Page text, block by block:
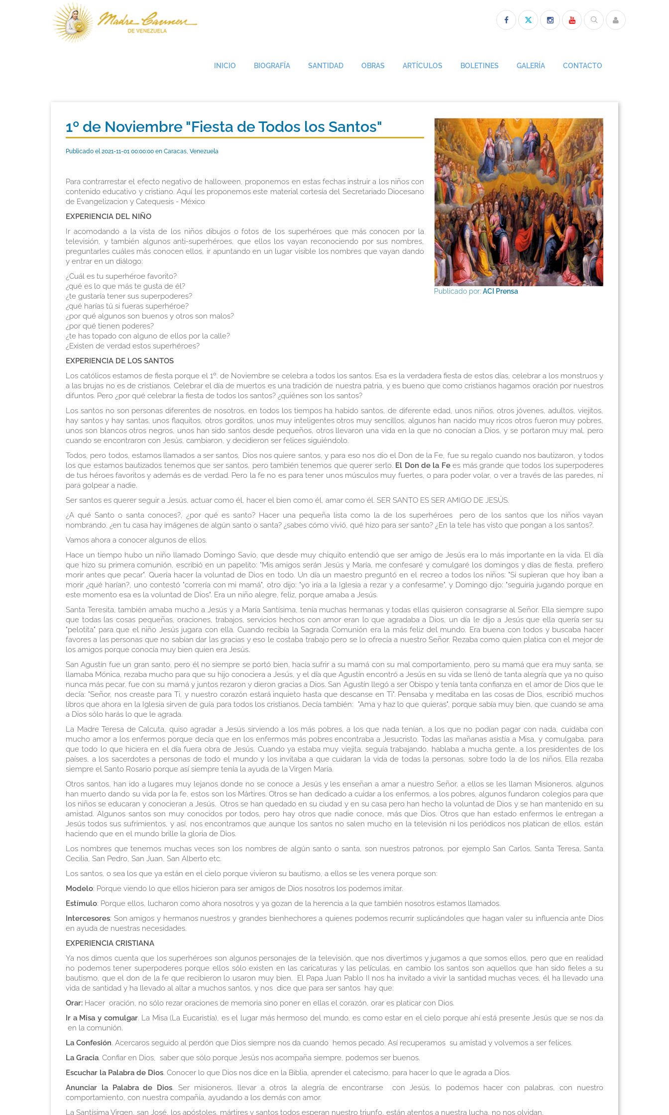
INICIO BIOGRAFÍA SANTIDAD OBRAS ARTÍCULOS BOLETINES GALERÍA CONTACTO
Publicado por: ACI Prensa
1º de Noviembre "Fiesta de Todos los Santos"
Publicado el 2021-11-01 00:00:00 en Caracas, Venezuela
Para contrarrestar el efecto negativo de halloween, proponemos en estas fechas instruir a los niños con
contenido educativo y cristiano. Aquí les proponemos este material cortesía del Secretariado Diocesano
de Evangelizacion y Catequesis - México
EXPERIENCIA DEL NIÑO
Ir acomodando a la vista de los niños dibujos o fotos de los superhéroes que más conocen por la
televisión, y también algunos anti-superhéroes, que ellos los vayan reconociendo por sus nombres,
preguntarles cuáles más conocen ellos, ir apuntando en un lugar visible los nombres que vayan dando
y entrar en un diálogo:
¿Cuál es tu superhéroe favorito?
¿qué es lo que más te gusta de él?
¿te gustaría tener sus superpoderes?
¿qué harías tú si fueras superhéroe?
¿por qué algunos son buenos y otros son malos?
¿por qué tienen poderes?
¿te has topado con alguno de ellos por la calle?
¿Existen de verdad estos superhéroes?
EXPERIENCIA DE LOS SANTOS
Los católicos estamos de fiesta porque el 1º. de Noviembre se celebra a todos los santos. Esa es la verdadera fiesta de estos días, celebrar a los monstruos y
a las brujas no es de cristianos. Celebrar el día de muertos es una tradición de nuestra patria, y es bueno que como cristianos hagamos oración por nuestros
difuntos. Pero ¿por qué celebrar la fiesta de todos los santos? ¿quiénes son los santos?
Los santos no son personas diferentes de nosotros, en todos los tiempos ha habido santos, de diferente edad, unos niños, otros jóvenes, adultos, viejitos,
hay santos y hay santas, unos flaquitos, otros gorditos, unos muy inteligentes otros muy sencillos, algunos han nacido muy ricos otros fueron muy pobres,
unos son blancos otros negros, unos han sido santos desde pequeños, otros llevaron una vida en la que no conocían a Dios, y se portaron muy mal, pero
cuando se encontraron con Jesús, cambiaron, y decidieron ser felices siguiéndolo.
Todos, pero todos, estamos llamados a ser santos, Dios nos quiere santos, y para eso nos dio el Don de la Fe, fue su regalo cuando nos bautizaron, y todos
los que estamos bautizados tenemos que ser santos, pero también tenemos que querer serlo. El Don de la Fees más grande que todos los superpoderes
de tus héroes favoritos y además es de verdad. Pero la fe no es para tener unos músculos muy fuertes, o para poder volar, o ver a través de las paredes, ni
para golpear a nadie.
Ser santos es querer seguir a Jesús, actuar como él, hacer el bien como él, amar como él. SER SANTO ES SER AMIGO DE JESÚS.
¿A qué Santo o santa conoces?, ¿por qué es santo? Hacer una pequeña lista como la de los superhéroes pero de los santos que los niños vayan
nombrando. ¿en tu casa hay imágenes de algún santo o santa? ¿sabes cómo vivió, qué hizo para ser santo? ¿En la tele has visto que pongan a los santos?.
Vamos ahora a conocer algunos de ellos.
Hace un tiempo hubo un niño llamado Domingo Savio, que desde muy chiquito entendió que ser amigo de Jesús era lo más importante en la vida. El día
que hizo su primera comunión, escribió en un papelito: "Mis amigos serán Jesús y María, me confesaré y comulgaré los domingos y días de fiesta, prefiero
morir antes que pecar". Quería hacer la voluntad de Dios en todo. Un día un maestro preguntó en el recreo a todos los niños: "Si supieran que hoy iban a
morir ¿qué harían?, uno contestó "correría con mi mamá", otro dijo: "yo iría a la Iglesia a rezar y a confesarme", y Domingo dijo: "seguiría jugando porque en
este momento esa es la voluntad de Dios". Era un niño alegre, feliz, porque amaba a Jesús.
Santa Teresita, también amaba mucho a Jesús y a María Santísima, tenía muchas hermanas y todas ellas quisieron consagrarse al Señor. Ella siempre supo
que todas las cosas pequeñas, oraciones, trabajos, servicios hechos con amor eran lo que agradaba a Dios, un día le dijo a Jesús que ella quería ser su
"pelotita" para que el niño Jesús jugara con ella. Cuando recibía la Sagrada Comunión era la más feliz del mundo. Era buena con todos y buscaba hacer
favores a las personas que no sabían dar las gracias y eso le costaba trabajo pero se lo ofrecía a nuestro Señor. Rezaba como quien platica con el mejor de
los amigos porque conocía muy bien quien era Jesús.
San Agustín fue un gran santo, pero él no siempre se portó bien, hacía sufrir a su mamá con su mal comportamiento, pero su mamá que era muy santa, se
llamaba Mónica, rezaba mucho para que su hijo conociera a Jesús, y el día que Agustín encontró a Jesús en su vida se llenó de tanta alegría que ya no quiso
nunca más pecar, fue con su mamá y juntos rezaron y dieron gracias a Dios. San Agustín llegó a ser Obispo y tenía tanta confianza en el amor de Dios que le
decía: "Señor, nos creaste para Ti, y nuestro corazón estará inquieto hasta que descanse en Ti". Pensaba y meditaba en las cosas de Dios, escribió muchos
libros que ahora en la Iglesia sirven de guía para todos los cristianos. Decía también: "Ama y haz lo que quieras", porque sabía muy bien, que cuando se ama
a Dios sólo harás lo que le agrada.
La Madre Teresa de Calcuta, quiso agradar a Jesús sirviendo a los más pobres, a los que nada tenían, a los que no podían pagar con nada, cuidaba con
mucho amor a los enfermos porque decía que en los enfermos más pobres encontraba a Jesucristo. Todas las mañanas asistía a Misa, y comulgaba, para
que todo lo que hiciera en el día fuera obra de Jesús. Cuando ya estaba muy viejita, seguía trabajando, hablaba a mucha gente, a los presidentes de los
países, a los sacerdotes a personas de todo el mundo y los invitaba a que cuidaran la vida de todas la personas, sobre todo la de los niños. Ella rezaba
siempre el Santo Rosario porque así siempre tenía la ayuda de la Virgen María.
Otros santos, han ido a lugares muy lejanos donde no se conoce a Jesús y les enseñan a amar a nuestro Señor, a ellos se les llaman Misioneros, algunos
han muerto dando su vida por la fe, estos son los Mártires. Otros se han dedicado a cuidar a los enfermos, a los pobres, algunos fundaron colegios para que
los niños se educaran y conocieran a Jesús. Otros se han quedado en su ciudad y en su casa pero han hecho la voluntad de Dios y se han mantenido en su
amistad. Algunos santos son muy conocidos por todos, pero hay otros que nadie conoce, más que Dios. Otros que han estado enfermos le entregan a
Jesús todos sus sufrimientos, y así, nos encontramos que aunque los santos no salen mucho en la televisión ni los periódicos nos platican de ellos, están
haciendo que en el mundo brille la gloria de Dios.
Los nombres que tenemos muchas veces son los nombres de algún santo o santa, son nuestros patronos, por ejemplo San Carlos, Santa Teresa, Santa
Cecilia, San Pedro, San Juan, San Alberto etc.
Los santos, o sea los que ya están en el cielo porque vivieron su bautismo, a ellos se les venera porque son:
Modelo: Porque viendo lo que ellos hicieron para ser amigos de Dios nosotros los podemos imitar.
Estímulo: Porque ellos, lucharon como ahora nosotros y ya gozan de la herencia a la que también nosotros estamos llamados.
Intercesores: Son amigos y hermanos nuestros y grandes bienhechores a quienes podemos recurrir suplicándoles que hagan valer su influencia ante Dios
en ayuda de nuestras necesidades.
EXPERIENCIA CRISTIANA
Ya nos dimos cuenta que los superhéroes son algunos personajes de la televisión, que nos divertimos y jugamos a que somos ellos, pero que en realidad
no podemos tener superpoderes porque ellos sólo existen en las caricaturas y las películas, en cambio los santos son aquellos que han sido fieles a su
bautismo, que el don de la fe que recibieron lo usaron muy bien. El Papa Juan Pablo II nos ha invitado a vivir la santidad muchas veces, él ha llevado una
vida de santidad y ha llevado al altar a muchos santos, y nos dice que para ser santos hay que:
Orar: Hacer oración, no sólo rezar oraciones de memoria sino poner en ellas el corazón, orar es platicar con Dios.
Ir a Misa y comulgar. La Misa (La Eucaristía), es el lugar más hermoso del mundo, es como estar en el cielo porque ahí está presente Jesús que se nos da
en la comunión.
La Confesión. Acercaros seguido al perdón que Dios siempre nos da cuando hemos pecado. Así recuperamos su amistad y volvemos a ser felices.
La Gracia. Confiar en Dios, saber que sólo porque Jesús nos acompaña siempre, podemos ser buenos.
Escuchar la Palabra de Dios. Conocer lo que Dios nos dice en la Biblia, aprender el catecismo, para hacer lo que le agrada a Dios.
Anunciar la Palabra de Dios. Ser misioneros, llevar a otros la alegría de encontrarse con Jesús, lo podemos hacer con palabras, con nuestro
comportamiento, con nuestra compañía, ayudando a los demás con amor.
La Santísima Virgen, san José, los apóstoles, mártires y santos todos esperan nuestro triunfo, están atentos a nuestra lucha, no nos olvidan.